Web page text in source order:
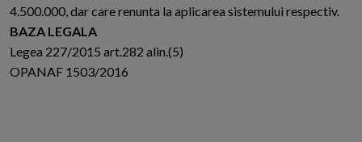
4.500.000, dar care renunta la aplicarea sistemului respectiv.
BAZA LEGALA
Legea 227/2015 art.282 alin.(5)
OPANAF 1503/2016